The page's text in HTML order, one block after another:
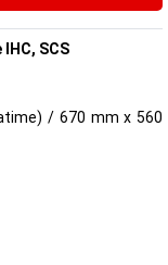
SCS
/ 670 mm x 560